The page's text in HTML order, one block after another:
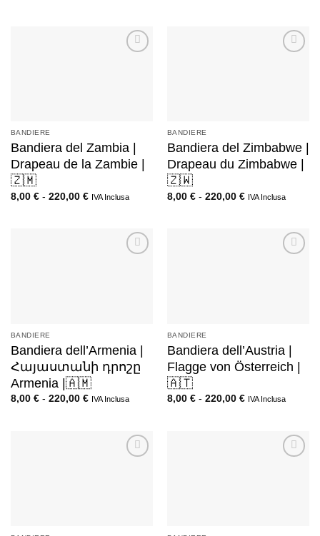
BANDIERE
Bandiera del Zambia |
Drapeau de la Zambie |
🇿🇲
8,00 € - 220,00 € IVA Inclusa
BANDIERE
Bandiera del Zimbabwe |
Drapeau du Zimbabwe |
🇿🇼
8,00 € - 220,00 € IVA Inclusa
BANDIERE
Bandiera dell’Armenia |
Հայաստանի դրոշը
Armenia |🇦🇲
8,00 € - 220,00 € IVA Inclusa
BANDIERE
Bandiera dell’Austria |
Flagge von Österreich |
🇦🇹
8,00 € - 220,00 € IVA Inclusa